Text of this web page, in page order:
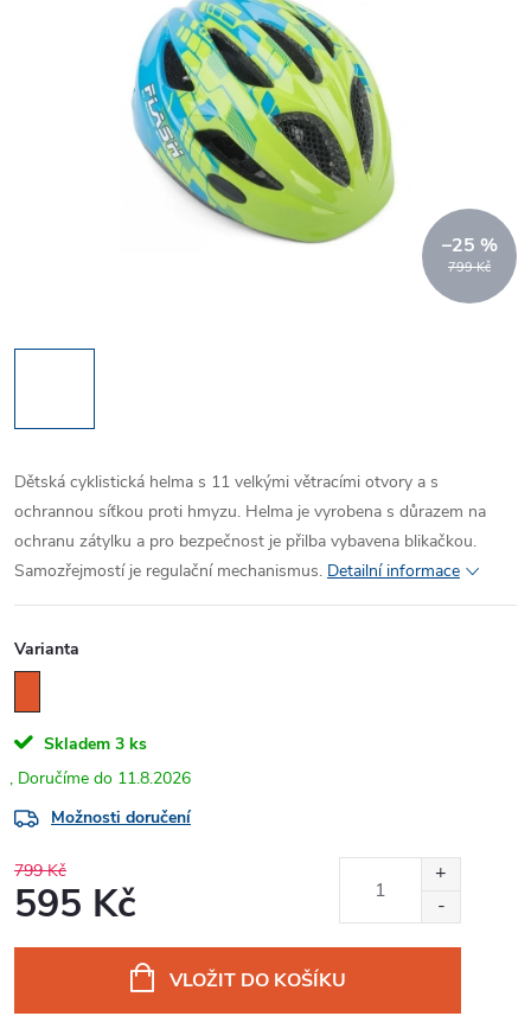
799 Kč
–25 %
Dětská cyklistická helma s 11 velkými větracími otvory a s
ochrannou síťkou proti hmyzu. Helma je vyrobena s důrazem na
ochranu zátylku a pro bezpečnost je přilba vybavena blikačkou.
Samozřejmostí je regulační mechanismus. Detailní informace
Varianta
Skladem 3 ks
11.8.2026
Možnosti doručení
799 Kč
595 Kč
VLOŽIT DO KOŠÍKU